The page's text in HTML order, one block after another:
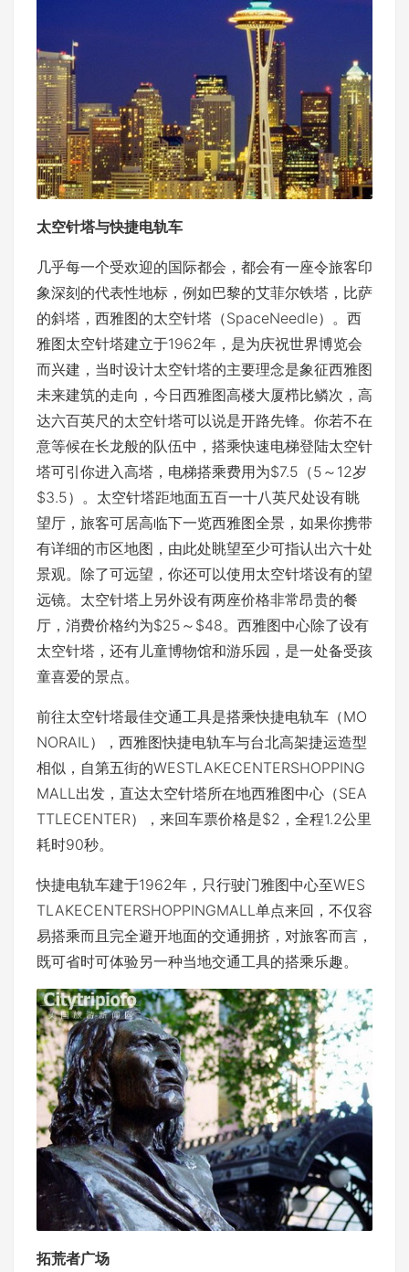
太空针塔与快捷电轨车
几乎每一个受欢迎的国际都会，都会有一座令旅客印
象深刻的代表性地标，例如巴黎的艾菲尔铁塔，比萨
的斜塔，西雅图的太空针塔（SpaceNeedle）。西
雅图太空针塔建立于1962年，是为庆祝世界博览会
而兴建，当时设计太空针塔的主要理念是象征西雅图
未来建筑的走向，今日西雅图高楼大厦栉比鳞次，高
达六百英尺的太空针塔可以说是开路先锋。你若不在
意等候在长龙般的队伍中，搭乘快速电梯登陆太空针
塔可引你进入高塔，电梯搭乘费用为$7.5（5～12岁
$3.5）。太空针塔距地面五百一十八英尺处设有眺
望厅，旅客可居高临下一览西雅图全景，如果你携带
有详细的市区地图，由此处眺望至少可指认出六十处
景观。除了可远望，你还可以使用太空针塔设有的望
远镜。太空针塔上另外设有两座价格非常昂贵的餐
厅，消费价格约为$25～$48。西雅图中心除了设有
太空针塔，还有儿童博物馆和游乐园，是一处备受孩
童喜爱的景点。
前往太空针塔最佳交通工具是搭乘快捷电轨车（MO
NORAIL），西雅图快捷电轨车与台北高架捷运造型
相似，自第五街的WESTLAKECENTERSHOPPING
MALL出发，直达太空针塔所在地西雅图中心（SEA
TTLECENTER），来回车票价格是$2，全程1.2公里
耗时90秒。
快捷电轨车建于1962年，只行驶门雅图中心至WES
TLAKECENTERSHOPPINGMALL单点来回，不仅容
易搭乘而且完全避开地面的交通拥挤，对旅客而言，
既可省时可体验另一种当地交通工具的搭乘乐趣。
拓荒者广场